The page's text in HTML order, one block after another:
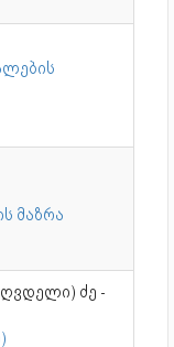
მაზრა
ძე -